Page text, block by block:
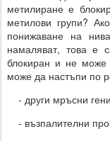
метилиране е
метилови групи?
понижаване на
намаляват, това е
блокиран и не може
може да настъпи по
- други мръсни
- възпалителни